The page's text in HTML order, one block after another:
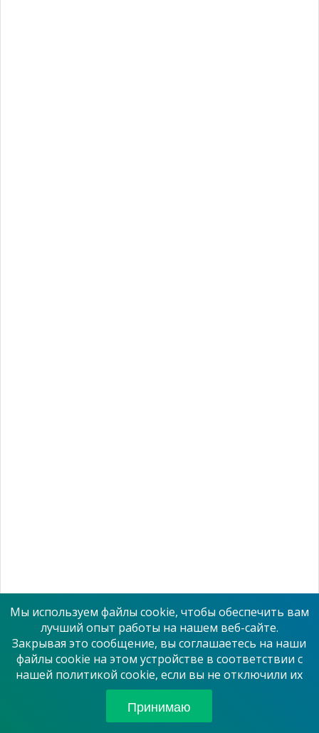
Мы используем файлы cookie, чтобы обеспечить вам
лучший опыт работы на нашем веб-сайте.
Закрывая это сообщение, вы соглашаетесь на наши
файлы cookie на этом устройстве в соответствии с
нашей политикой cookie, если вы не отключили их
Принимаю